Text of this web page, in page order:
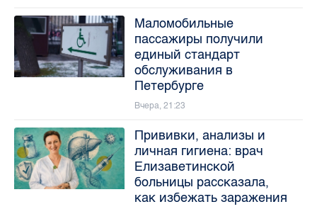
Маломобильные
пассажиры получили
единый стандарт
обслуживания в
Петербурге
Вчера, 21:23
Прививки, анализы и
личная гигиена: врач
Елизаветинской
больницы рассказала,
как избежать заражения